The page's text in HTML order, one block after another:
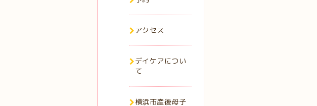
アクセス
デイケアについ
て
横浜市産後母子